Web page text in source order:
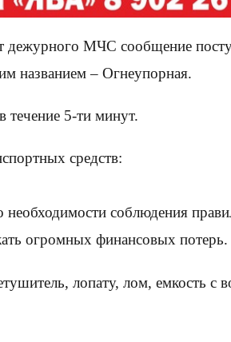
дежурного МЧС сообщение
названием – Огнеупорная.
5-ти минут.
средств:
соблюдения
огромных финансовых потерь.
лопату, лом, емкость с